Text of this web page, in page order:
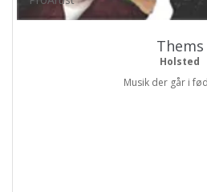
Thems
Holsted
Musik der går i